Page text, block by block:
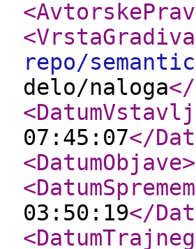
<VrstaGradiva
repo/
delo/naloga
07:45:07</
<DatumObjave>
03:50:19</